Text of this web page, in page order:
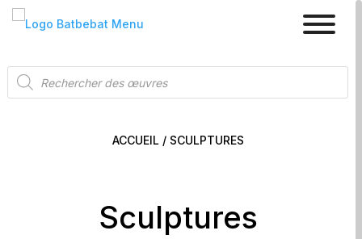
Recherche
de
produits
ACCUEIL / SCULPTURES
Sculptures